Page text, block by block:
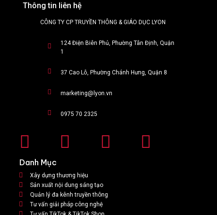
Thông tin liên hệ
CÔNG TY CP TRUYỀN THÔNG & GIÁO DỤC LYON
124 Điện Biên Phủ, Phường Tân Định, Quận
1
37 Cao Lỗ, Phường Chánh Hưng, Quận 8
marketing@lyon.vn
0975 70 2325
Danh Mục
Xây dựng thương hiệu
Sản xuất nội dung sáng tạo
Quản lý đa kênh truyền thông
Tư vấn giải pháp công nghệ